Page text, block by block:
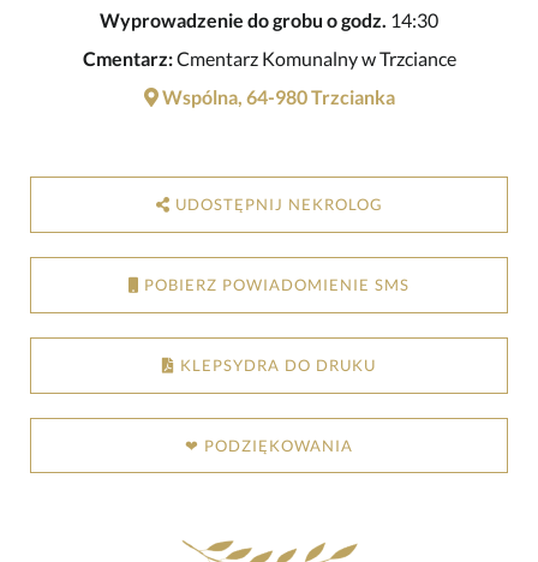
Wyprowadzenie do grobu o godz. 14:30
Cmentarz:Cmentarz Komunalny w Trzciance
Wspólna, 64-980 Trzcianka
UDOSTĘPNIJ NEKROLOG
POBIERZ POWIADOMIENIE SMS
KLEPSYDRA DO DRUKU
❤ PODZIĘKOWANIA